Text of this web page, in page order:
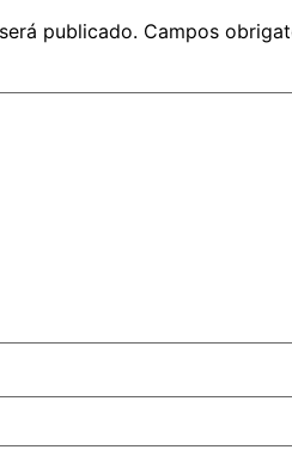
publicado. Campos